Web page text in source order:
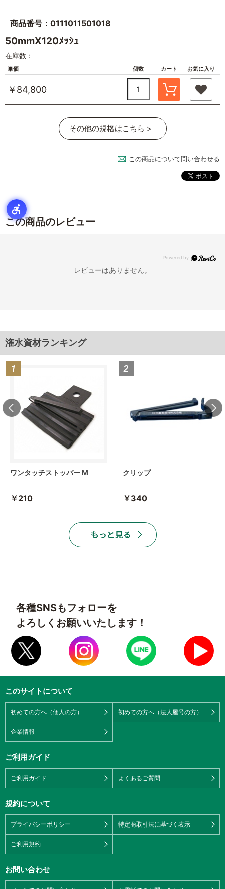
商品番号：0111011501018
50mmX120ﾒｯｼｭ
在庫数：
単価 個数 カート お気に入り
￥84,800
その他の規格はこちら >
この商品について問い合わせる
この商品のレビュー
レビューはありません。
潅水資材ランキング
ワンタッチストッパー M
￥210
クリップ
￥340
各種SNSもフォローを
よろしくお願いいたします！
このサイトについて
初めての方へ（個人の方） 初めての方へ（法人屋号の方）
企業情報
ご利用ガイド
ご利用ガイド よくあるご質問
規約について
プライバシーポリシー 特定商取引法に基づく表示
ご利用規約
お問い合わせ